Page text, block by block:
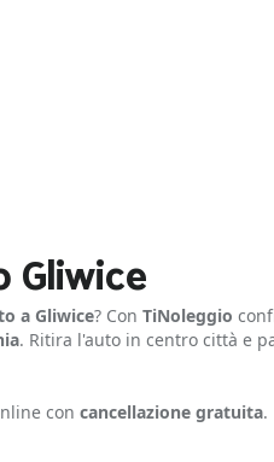
Gliwice
a Gliwice? Con TiNoleggio
. Ritira l'auto in centro città e
con cancellazione gratuita.